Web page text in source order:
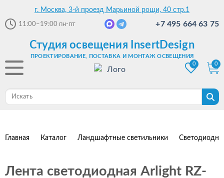
г. Москва, 3-й проезд Марьиной рощи, 40 стр.1
11:00–19:00 пн-пт +7 495 664 63 75
Студия освещения InsertDesign
ПРОЕКТИРОВАНИЕ, ПОСТАВКА И МОНТАЖ ОСВЕЩЕНИЯ
0
0
Главная Каталог Ландшафтные светильники
Лента светодиодная Arlight RZ-